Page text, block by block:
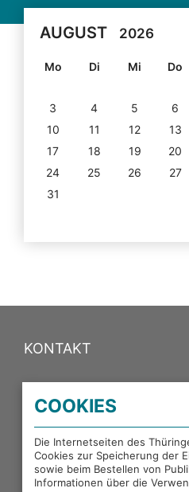
AUGUST 2026
Mo Di Mi Do
3
4 5 6
10
11 12 13
17
18 19 20
24
25 26 27
31
KONTAKT
PORTALE DES
EXTERNE LINKS
COOKIES
Die Internetseiten des
Cookies zur Speicherung der
sowie beim Bestellen von
Informationen über die